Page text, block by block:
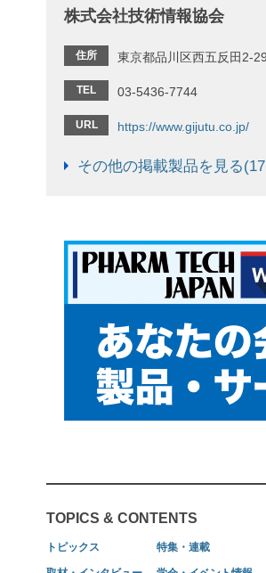
株式会社技術情報協会
住所 東京都品川区西五反田2-
TEL 03-5436-7744
URL https://www.gijutu.co.jp/
その他の掲載製品を見る
TOPICS & CONTENTS
トピックス 特集・連載